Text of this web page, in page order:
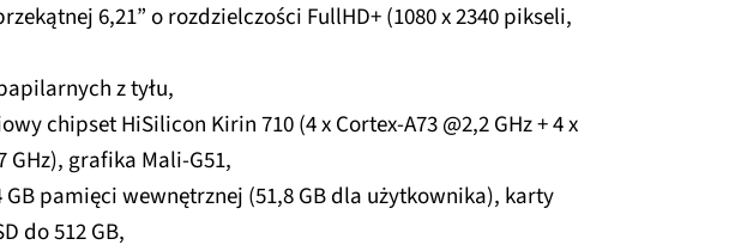
6,21” o rozdzielczości FullHD+ (1080 x 2340 pikseli,
z tyłu,
chipset HiSilicon Kirin 710 (4 x Cortex-A73 @2,2 GHz + 4 x
GHz), grafika Mali-G51,
GB pamięci wewnętrznej (51,8 GB dla użytkownika), karty
do 512 GB,